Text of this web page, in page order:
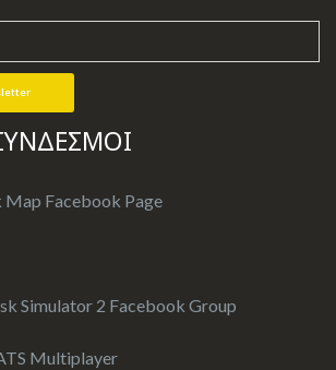
Facebook Page
Simulator 2 Facebook Group
Multiplayer